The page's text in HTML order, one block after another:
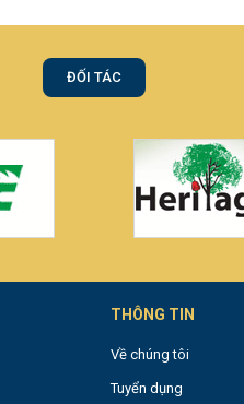
ĐỐI TÁC
THÔNG TIN
Về chúng tôi
Tuyển dụng